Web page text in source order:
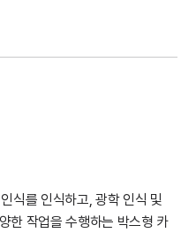
식를 인식하고, 광학 인식 및
한 작업을 수행하는 박스형 카